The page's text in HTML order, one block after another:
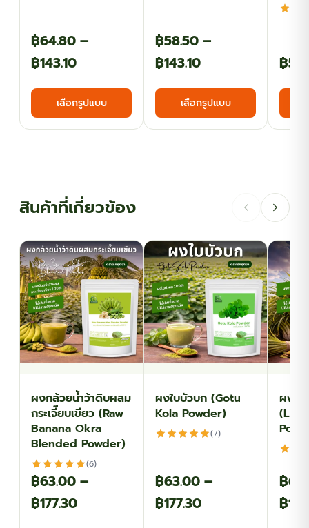
฿64.80 –
฿143.10Price
range:
฿64.80
through
เลือกรูปแบบ
has
may
chosen
on
the
product
page
฿58.50 –
฿143.10Price
range:
฿58.50
through
เลือกรูปแบบ
has
options
may
chosen
on
the
product
page
฿
สินค้าที่เกี่ยวข้อง
ผงกล้วยน้ำว้าดิบผสม
กระเจี๊ยบเขียว (Raw
Banana Okra
Blended Powder)
(6)
฿63.00 –
฿177.30Price
ผงใบบัวบก (Gotu
Kola Powder)
(7)
฿63.00 –
฿177.30Price
ผงตะ
฿
฿